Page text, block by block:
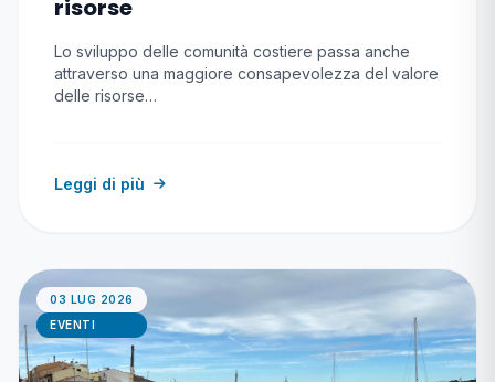
risorse
Lo sviluppo delle comunità costiere passa anche
attraverso una maggiore consapevolezza del valore
delle risorse…
Leggi di più
03 LUG 2026
EVENTI